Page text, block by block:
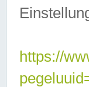
https://